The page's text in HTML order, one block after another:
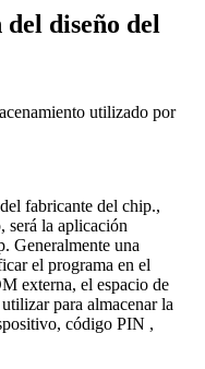
diseño del
utilizado por
fabricante del chip.,
será la aplicación
Generalmente una
el programa en el
externa, el espacio de
para almacenar la
código PIN ,